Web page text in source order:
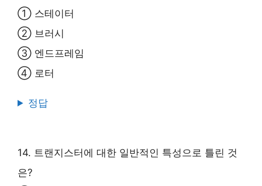
① 스테이터
② 브러시
③ 엔드프레임
④ 로터
정답
14. 트랜지스터에 대한 일반적인 특성으로 틀린 것
은?